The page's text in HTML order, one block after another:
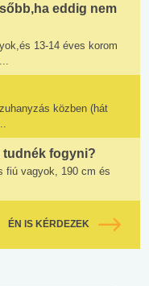
eddig nem
13-14 éves korom
közben (hát
tudnék fogyni?
fiú vagyok, 190 cm és
ÉN IS KÉRDEZEK